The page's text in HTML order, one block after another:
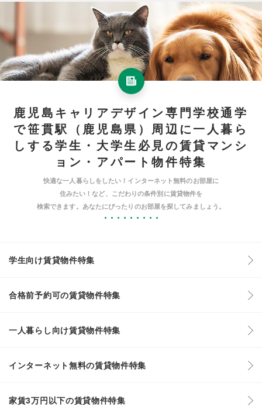
鹿児島キャリアデザイン専門学校通学
で笹貫駅（鹿児島県）周辺に一人暮ら
しする学生・大学生必見の賃貸マンシ
ョン・アパート物件特集
快適な一人暮らしをしたい！インターネット無料のお部屋に
住みたい！など、こだわりの条件別に賃貸物件を
検索できます。あなたにぴったりのお部屋を探してみましょう。
学生向け賃貸物件特集
合格前予約可の賃貸物件特集
一人暮らし向け賃貸物件特集
インターネット無料の賃貸物件特集
家賃3万円以下の賃貸物件特集